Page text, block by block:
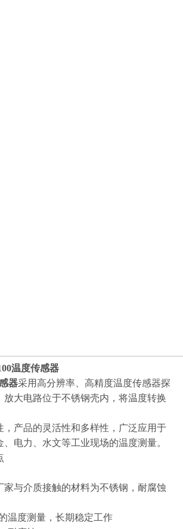
温度传感器
器采用高分辨率、高精度温度传感器探
放大电路位于不锈钢壳内，将温度转换
，产品的灵活性和多样性，广泛应用于
电力、水文等工业现场的温度测量。
家与介质接触的材料为不锈钢，耐腐蚀
温度测量，长期稳定工作